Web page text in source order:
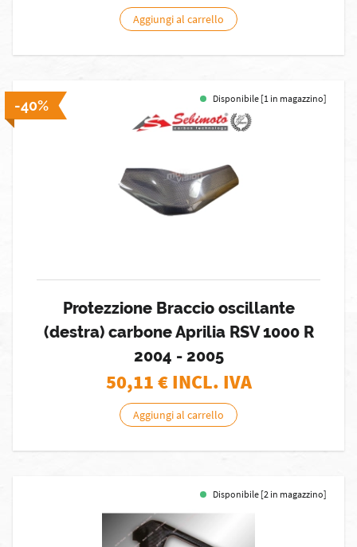
Aggiungi al carrello
-40% Disponibile [1 in magazzino]
Protezzione Braccio oscillante
(destra) carbone Aprilia RSV 1000 R
2004 - 2005
50,11€ INCL. IVA
Aggiungi al carrello
Disponibile [2 in magazzino]